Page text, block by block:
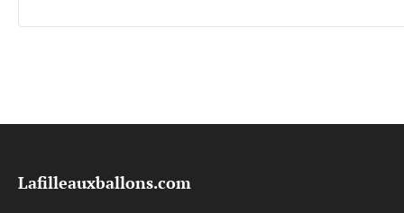
Lafilleauxballons.com